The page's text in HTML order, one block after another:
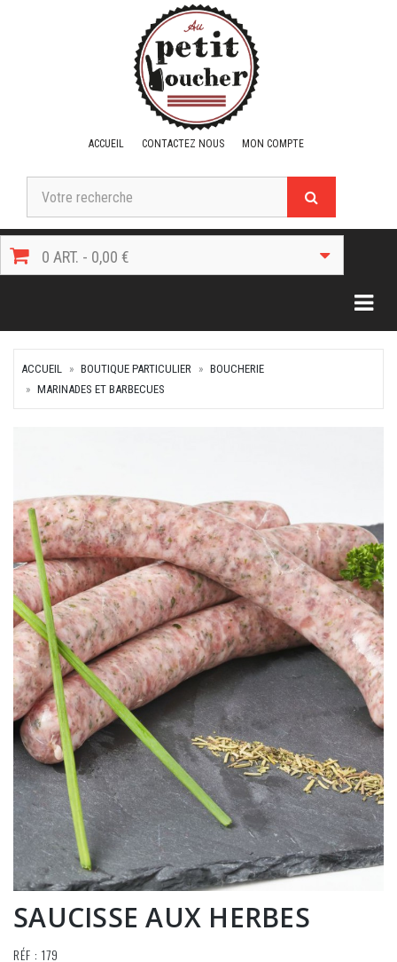
ACCUEIL CONTACTEZ NOUS MON COMPTE
0 ART. - 0,00 €
ACCUEIL BOUTIQUE PARTICULIER
BOUCHERIE
MARINADES ET BARBECUES
SAUCISSE AUX HERBES
RÉF : 179